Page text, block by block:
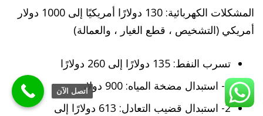
المشكلات الكهربائية: 130 دولارًا أمريكيًا إلى 1000 دولار
أمريكي (التشخيص ، قطع الغيار ، والعمالة)
تسرب النفط: 135 دولارًا إلى 260 دولارًا
1- استبدال مضخة المياه: 900 دولار
2- استبدال قضيب التعادل: 613 دولارًا إلى
اتصل الآن